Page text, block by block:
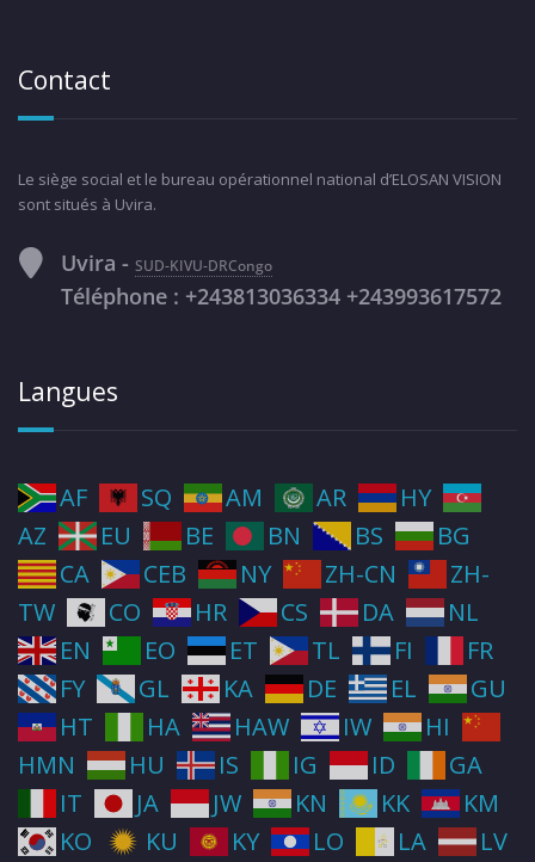
Contact
Le siège social et le bureau opérationnel national d’ELOSAN VISION
sont situés à Uvira.
Uvira - SUD-KIVU-DRCongo
Téléphone : +243813036334 +243993617572
Langues
AF SQ AM AR
HY
AZ
EU BE BN BS
BG
CA
CEB NY ZH-CN
ZH-
TW
CO HR CS DA
NL
EN
EO ET TL FI
FR
FY
GL KA DE EL
GU
HT
HA HAW IW
HI
HMN
HU IS IG ID
GA
IT
JA JW KN KK
KM
KO
KU KY LO LA
LV